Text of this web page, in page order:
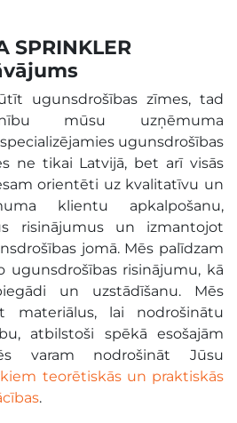
SPRINKLER
ugunsdrošības zīmes, tad
mūsu uzņēmuma
ugunsdrošības
ne tikai Latvijā, bet arī visās
orientēti uz kvalitatīvu un
klientu apkalpošanu,
risinājumus un izmantojot
jomā. Mēs palīdzam
ugunsdrošības risinājumu, kā
un uzstādīšanu. Mēs
materiālus, lai nodrošinātu
atbilstoši spēkā esošajām
varam nodrošināt Jūsu
teorētiskās un praktiskās
.